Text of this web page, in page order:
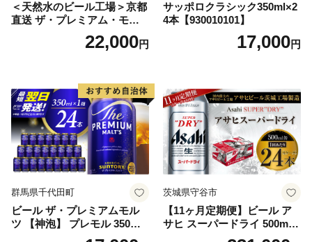
＜天然水のビール工場＞京都
直送 ザ・プレミアム・モル
ツ 350ml×24本 プレモル [149
22,000円
サッポロクラシック350ml×2
4本【930010101】
17,000円
群馬県千代田町
ビール ザ・プレミアムモル
ツ 【神泡】 プレモル 350ml
× 24本 サントリー〈天然水の
茨城県守谷市
【11ヶ月定期便】ビール ア
サヒ スーパードライ 500ml 2
4本 1ケース×11ヶ月 | アサヒ